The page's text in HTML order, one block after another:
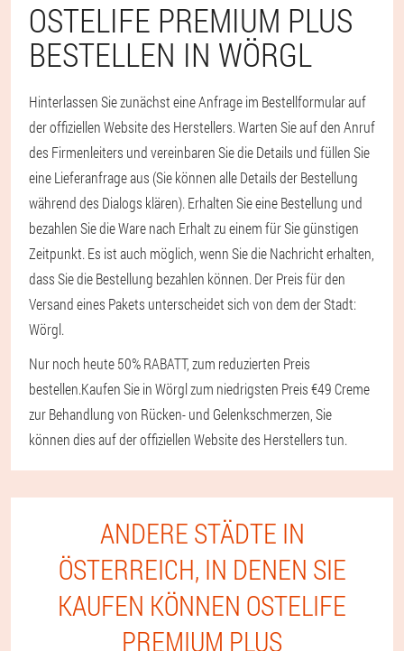
OSTELIFE PREMIUM PLUS
BESTELLEN IN WÖRGL
Hinterlassen Sie zunächst eine Anfrage im Bestellformular auf
der offiziellen Website des Herstellers. Warten Sie auf den Anruf
des Firmenleiters und vereinbaren Sie die Details und füllen Sie
eine Lieferanfrage aus (Sie können alle Details der Bestellung
während des Dialogs klären). Erhalten Sie eine Bestellung und
bezahlen Sie die Ware nach Erhalt zu einem für Sie günstigen
Zeitpunkt. Es ist auch möglich, wenn Sie die Nachricht erhalten,
dass Sie die Bestellung bezahlen können. Der Preis für den
Versand eines Pakets unterscheidet sich von dem der Stadt:
Wörgl.
Nur noch heute 50% RABATT, zum reduzierten Preis
bestellen.Kaufen Sie in Wörgl zum niedrigsten Preis €49 Creme
zur Behandlung von Rücken- und Gelenkschmerzen, Sie
können dies auf der offiziellen Website des Herstellers tun.
ANDERE STÄDTE IN
ÖSTERREICH, IN DENEN SIE
KAUFEN KÖNNEN OSTELIFE
PREMIUM PLUS